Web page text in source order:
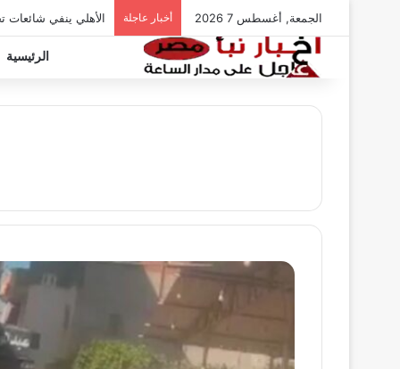
الجمعة, أغسطس 7 2026 أخبار عاجلة الأهلي ينفي شائعات
الرئيسية